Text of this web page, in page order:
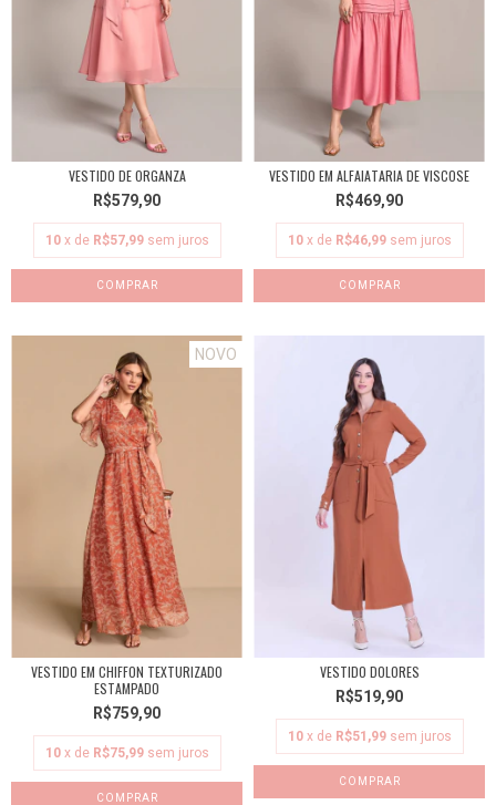
VESTIDO DE ORGANZA
R$579,90
10 x de R$57,99 sem juros
COMPRAR
VESTIDO EM ALFAIATARIA DE VISCOSE
R$469,90
10 x de R$46,99 sem juros
COMPRAR
NOVO
VESTIDO EM CHIFFON TEXTURIZADO
ESTAMPADO
R$759,90
10 x de R$75,99 sem juros
COMPRAR
VESTIDO DOLORES
R$519,90
10 x de R$51,99 sem juros
COMPRAR